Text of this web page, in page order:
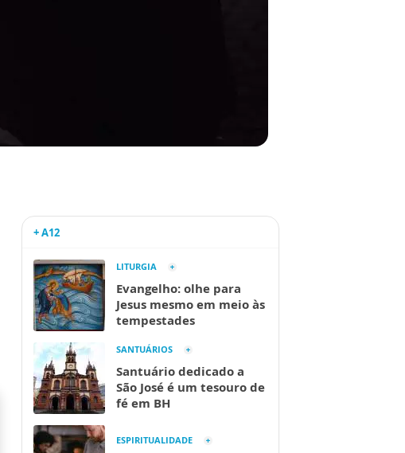
+ A12
LITURGIA
Evangelho: olhe para
Jesus mesmo em meio às
tempestades
SANTUÁRIOS
Santuário dedicado a
São José é um tesouro de
fé em BH
ESPIRITUALIDADE